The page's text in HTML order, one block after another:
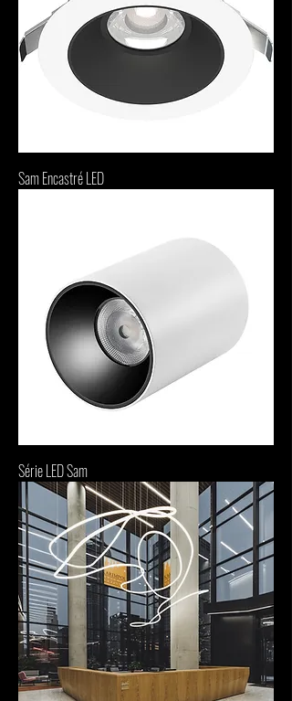
Sam Encastré LED
Série LED Sam